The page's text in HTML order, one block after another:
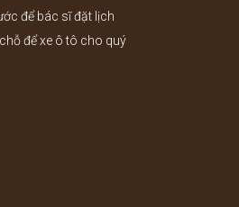
để bác sĩ đặt lịch
để xe ô tô cho quý